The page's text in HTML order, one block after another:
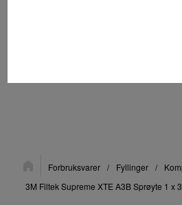
her:
Forbruksvarer / Fyllinger /
3M Filtek Supreme XTE A3B Sprøyte 1 x